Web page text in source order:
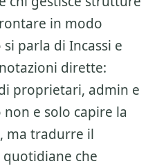
in modo
si parla di Incassi e
dirette:
proprietari, admin e
e solo capire la
ma tradurre il
che